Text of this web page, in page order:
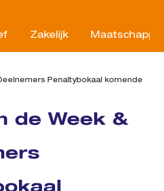
Zakelijk
Penaltybokaal komende
de Week &